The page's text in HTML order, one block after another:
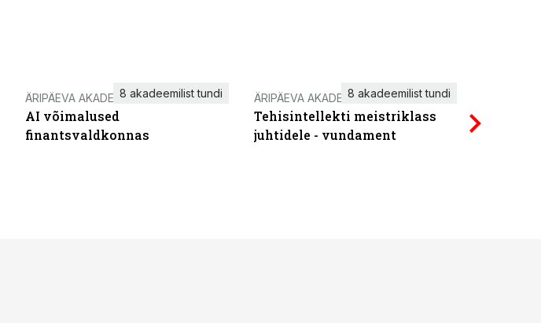
ÄRIPÄEVA AKADEEMIA
AI võimalused
finantsvaldkonnas
8 akadeemilist tundi ÄRIPÄEVA AKADEEMIA
Tehisintellekti meistriklass
juhtidele - vundament
8 akadeemilist tundi